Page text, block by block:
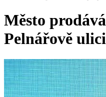
Město
Pelnářově ulici